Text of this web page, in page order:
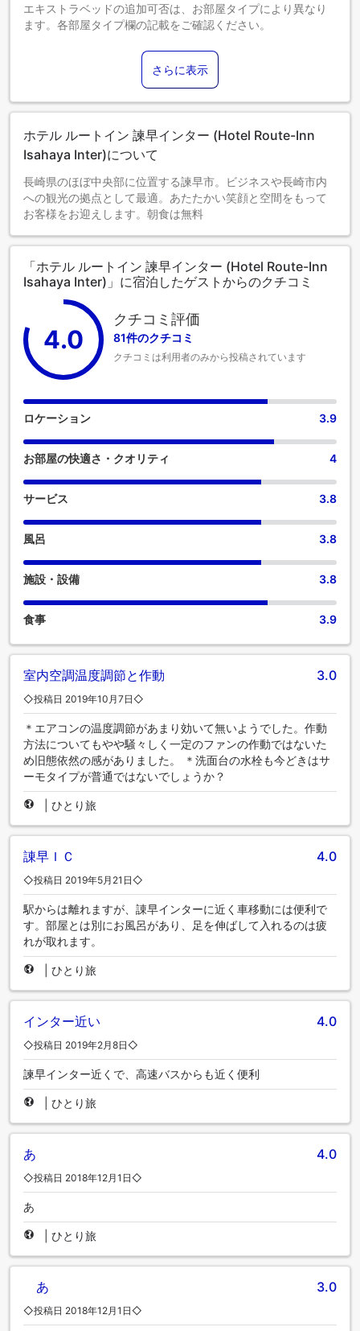
エキストラベッドの追加可否は、お部屋タイプにより異なり
ます。各部屋タイプ欄の記載をご確認ください。
さらに表示
ホテル ルートイン 諫早インター (Hotel Route-Inn
Isahaya Inter)について
長崎県のほぼ中央部に位置する諫早市。ビジネスや長崎市内
への観光の拠点として最適。あたたかい笑顔と空間をもって
お客様をお迎えします。朝食は無料
「ホテル ルートイン 諫早インター (Hotel Route-Inn
Isahaya Inter)」に宿泊したゲストからのクチコミ
4.0
クチコミ評価
81件のクチコミ
クチコミは利用者のみから投稿されています
ロケーション 3.9
お部屋の快適さ・クオリティ 4
サービス 3.8
風呂 3.8
施設・設備 3.8
食事 3.9
室内空調温度調節と作動 3.0
◇投稿日 2019年10月7日◇
＊エアコンの温度調節があまり効いて無いようでした。作動
方法についてもやや騒々しく一定のファンの作動ではないた
め旧態依然の感がありました。 ＊洗面台の水栓も今どきはサ
ーモタイプが普通ではないでしょうか？
ひとり旅
諌早ＩＣ 4.0
◇投稿日 2019年5月21日◇
駅からは離れますが、諌早インターに近く車移動には便利で
す。部屋とは別にお風呂があり、足を伸ばして入れるのは疲
れが取れます。
ひとり旅
インター近い 4.0
◇投稿日 2019年2月8日◇
諫早インター近くで、高速バスからも近く便利
ひとり旅
あ 4.0
◇投稿日 2018年12月1日◇
あ
ひとり旅
あ 3.0
◇投稿日 2018年12月1日◇